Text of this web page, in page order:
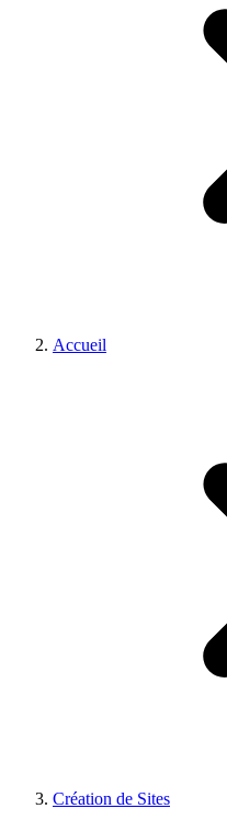
Accueil
Création de Sites